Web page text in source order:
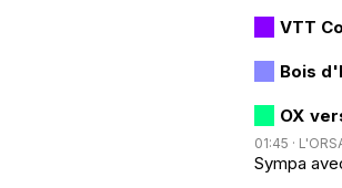
VTT
Bois
OX
01:45 ·
Sympa